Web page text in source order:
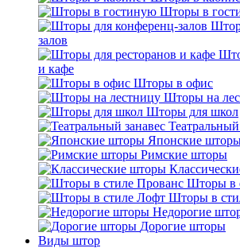
Шторы в
залов
и кафе
Шторы в офис
Шторы на
Шторы для школ
Театральный
Японские
Римские шторы
Шторы в
Шторы в
Недорогие
Дорогие шторы
Виды штор